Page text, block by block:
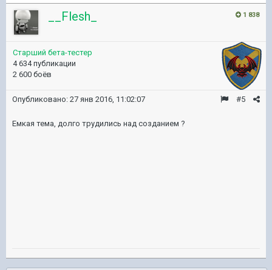
1 838
__Flesh_
Старший бета-тестер
4 634 публикации
2 600 боёв
#5
Опубликовано: 27 янв 2016, 11:02:07
Емкая тема, долго трудились над созданием ?